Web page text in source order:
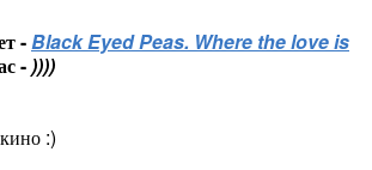
-Black Eyed Peas. Where the love is
- ))))
:)